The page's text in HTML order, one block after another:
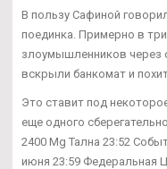
В пользу Сафиной
поединка. Примерно в
злоумышленников через
вскрыли банкомат и
Это ставит под
еще одного
2400 Mg Тална 23:52
июня 23:59 Федеральная